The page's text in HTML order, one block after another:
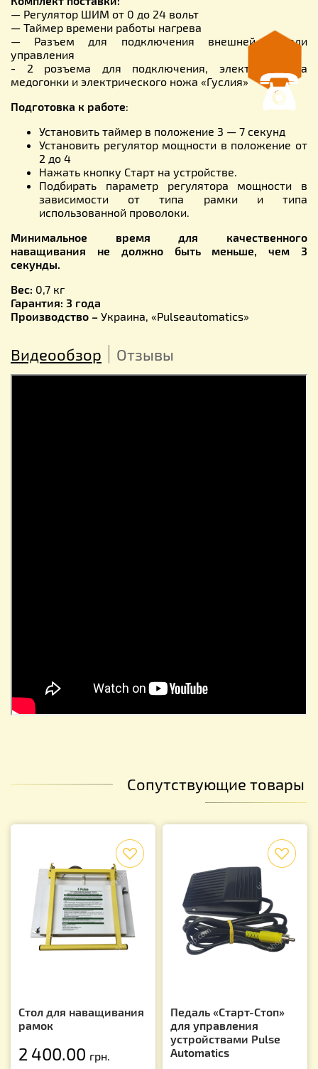
— Регулятор ШИМ от 0 до 24 вольт
— Таймер времени работы нагрева
— Разъем для подключения внешней педали
управления
- 2 розъема для подключения, электропривода
медогонки и электрического ножа «Гуслия»
Подготовка к работе:
Установить таймер в положение 3 — 7 секунд
Установить регулятор мощности в положение от
2 до 4
Нажать кнопку Старт на устройстве.
Подбирать параметр регулятора мощности в
зависимости от типа рамки и типа
использованной проволоки.
Минимальное время для качественного
наващивания не должно быть меньше, чем 3
секунды.
Вес: 0,7 кг
Гарантия: 3 года
Производство – Украина, «Pulseautomatics»
Видеообзор Отзывы
Сопутствующие товары
Стол для наващивания
рамок
2 400.00 грн.
Педаль «Старт-Стоп»
для управления
устройствами Pulse
Automatics